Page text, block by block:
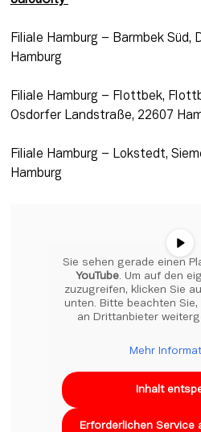
Filiale Hamburg – Barmbek Süd,
Hamburg
Filiale Hamburg – Flottbek,
Osdorfer Landstraße, 22607
Filiale Hamburg – Lokstedt,
Hamburg
YouTube. Um auf den
zuzugreifen, klicken Sie
unten. Bitte beachten
an Drittanbieter
Mehr
Inhalt
Erforderlichen Service